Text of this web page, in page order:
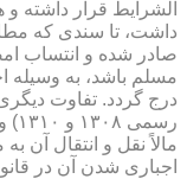
الشرایط قرار داشته
داشت، تا سندی كه
صادر شده و انتساب
مسلم باشد، به وسیله
درج گردد. تفاوت
مالاً نقل و انتقال آن